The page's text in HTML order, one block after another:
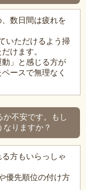
数日間は疲れを
いただけるよう掃
けます。
」と感じる方が
ースで無理なく
か不安です。もし
りますか？
方もいらっしゃ
優先順位の付け方